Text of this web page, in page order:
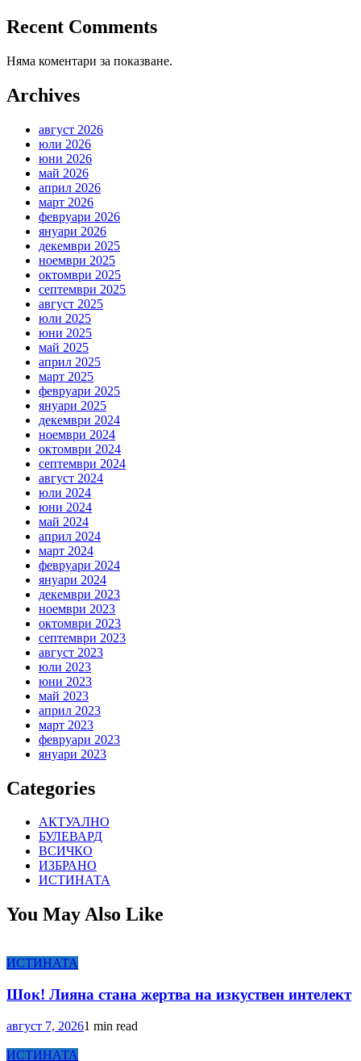
Recent Comments
Няма коментари за показване.
Archives
август 2026
юли 2026
юни 2026
май 2026
април 2026
март 2026
февруари 2026
януари 2026
декември 2025
ноември 2025
октомври 2025
септември 2025
август 2025
юли 2025
юни 2025
май 2025
април 2025
март 2025
февруари 2025
януари 2025
декември 2024
ноември 2024
октомври 2024
септември 2024
август 2024
юли 2024
юни 2024
май 2024
април 2024
март 2024
февруари 2024
януари 2024
декември 2023
ноември 2023
октомври 2023
септември 2023
август 2023
юли 2023
юни 2023
май 2023
април 2023
март 2023
февруари 2023
януари 2023
Categories
АКТУАЛНО
БУЛЕВАРД
ВСИЧКО
ИЗБРАНО
ИСТИНАТА
You May Also Like
ИСТИНАТА
Шок! Лияна стана жертва на изкуствен интелект
август 7, 20261 min read
ИСТИНАТА